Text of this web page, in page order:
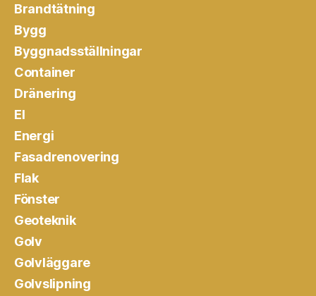
Brandtätning
Bygg
Byggnadsställningar
Container
Dränering
El
Energi
Fasadrenovering
Flak
Fönster
Geoteknik
Golv
Golvläggare
Golvslipning